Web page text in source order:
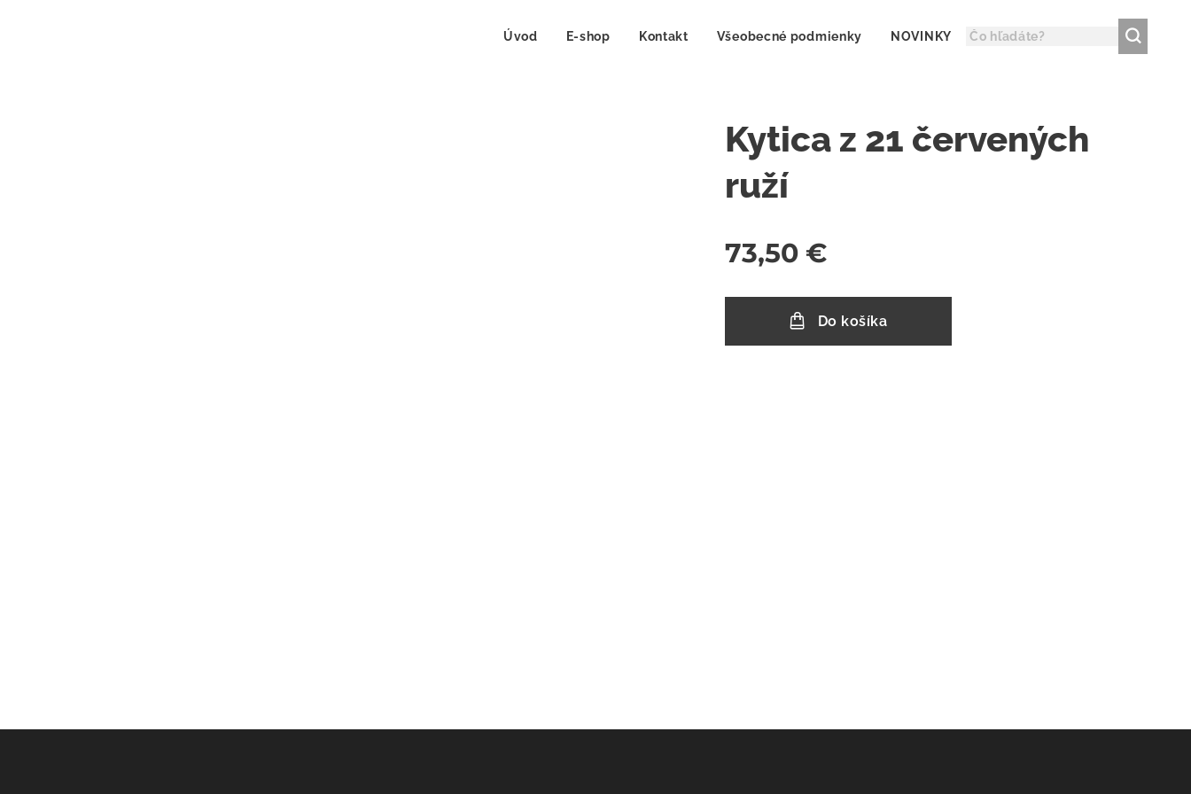
Úvod E-shop Kontakt Všeobecné podmienky NOVINKY
Kytica z 21 červených
ruží
73,50 €
Do košíka